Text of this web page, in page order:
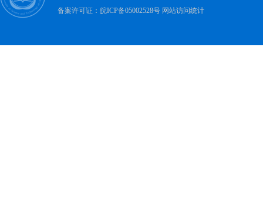
备案许可证：皖ICP备05002528号 网站访问统计